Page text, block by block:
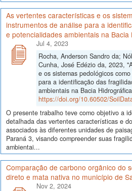
As vertentes características e os
instrumentos de análise para a
e potencialidades ambientais na
Jul 4, 2023
Rocha, Anderson Sandro da;
Cunha, José Edézio da, 2023,
e os sistemas pedológicos
para a identificação das
ambientais na Bacia
https://doi.org/10.60502/
O presente trabalho teve como objetivo a
detalhada das vertentes características e
associados às diferentes unidades de
Paraná 3, visando compreender suas
ambientai...
Comparação de carbono orgânico do
direto e mata nativa no município de
Nov 2, 2024